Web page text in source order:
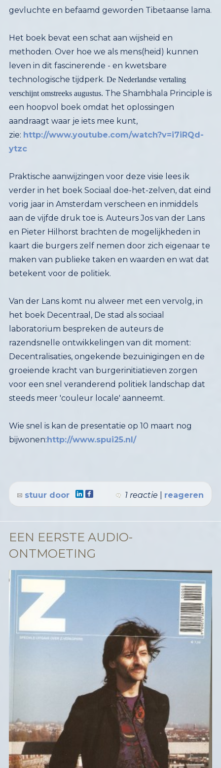
gevluchte en befaamd geworden Tibetaanse lama.
Het boek bevat een schat aan wijsheid en
methoden. Over hoe we als mens(heid) kunnen
leven in dit fascinerende - en kwetsbare
technologische tijdperk. De Nederlandse vertaling
verschijnt omstreeks augustus. The Shambhala Principle is
een hoopvol boek omdat het oplossingen
aandraagt waar je iets mee kunt,
zie: http://www.youtube.com/watch?v=i7iRQd-
ytzc
Praktische aanwijzingen voor deze visie lees ik
verder in het boek Sociaal doe-het-zelven, dat eind
vorig jaar in Amsterdam verscheen en inmiddels
aan de vijfde druk toe is. Auteurs Jos van der Lans
en Pieter Hilhorst brachten de mogelijkheden in
kaart die burgers zelf nemen door zich eigenaar te
maken van publieke taken en waarden en wat dat
betekent voor de politiek.
Van der Lans komt nu alweer met een vervolg, in
het boek Decentraal, De stad als sociaal
laboratorium bespreken de auteurs de
razendsnelle ontwikkelingen van dit moment:
Decentralisaties, ongekende bezuinigingen en de
groeiende kracht van burgerinitiatieven zorgen
voor een snel veranderend politiek landschap dat
steeds meer 'couleur locale' aanneemt.
Wie snel is kan de presentatie op 10 maart nog
bijwonen:http://www.spui25.nl/
1 reactie reageren
stuur door
EEN EERSTE AUDIO-
ONTMOETING